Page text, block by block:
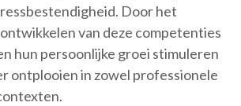
Door het
van deze competenties
hun persoonlijke groei stimuleren
ontplooien in zowel professionele